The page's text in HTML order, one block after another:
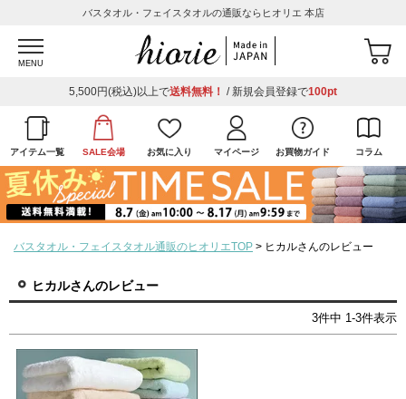
バスタオル・フェイスタオルの通販ならヒオリエ 本店
MENU
5,500円(税込)以上で送料無料！ / 新規会員登録で100pt
アイテム一覧 SALE会場 お気に入り マイページ お買物ガイド コラム
バスタオル・フェイスタオル通販のヒオリエTOP ヒカルさんのレビュー
ヒカルさんのレビュー
3件中 1-3件表示